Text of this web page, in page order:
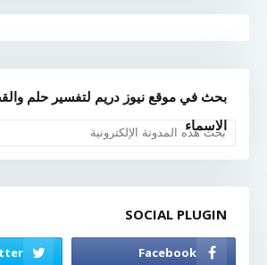
بحث في موقع نيوز دريم لتفسير حلم
الاسماء
SOCIAL PLUGIN